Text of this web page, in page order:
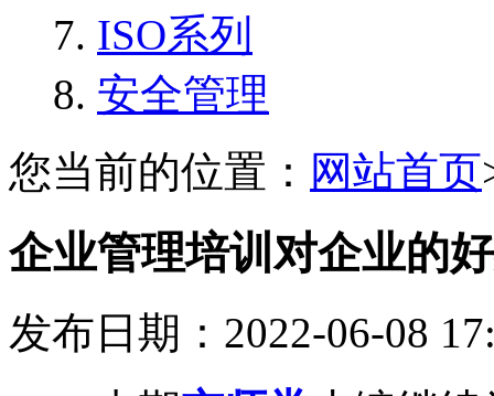
ISO系列
安全管理
您当前的位置： 网站首页
企业管理培训对企业的
发布日期：2022-06-08